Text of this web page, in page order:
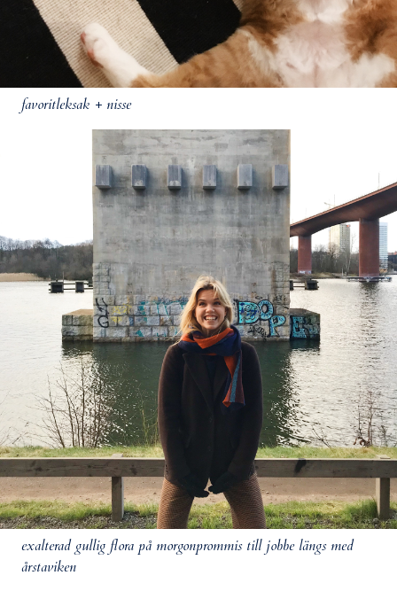
favoritleksak + nisse
exalterad gullig flora på morgonprommis till jobbe längs med
årstaviken